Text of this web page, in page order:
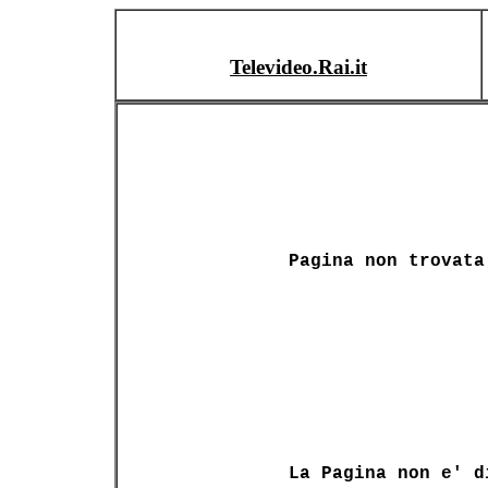
Televideo.Rai.it
Pagina non trovata
La Pagina non e'